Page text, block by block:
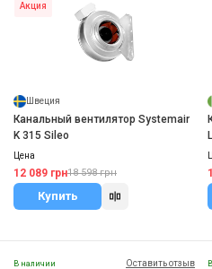
Акция
Швеция
Канальный вентилятор Systemair
K 315 Sileo
Цена
12 089 грн18 598 грн
Купить
В наличии Оставить отзыв